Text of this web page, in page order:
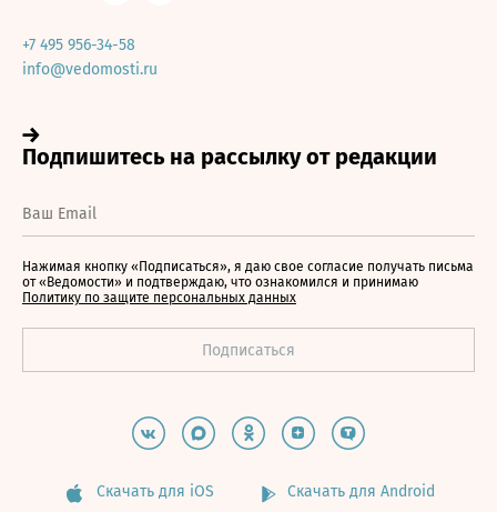
+7 495 956-34-58
info@vedomosti.ru
Нажимая кнопку «Подписаться», я даю свое согласие получать письма
от «Ведомости» и подтверждаю, что ознакомился и принимаю
Политику по защите персональных данных
Скачать для iOS Скачать для Android